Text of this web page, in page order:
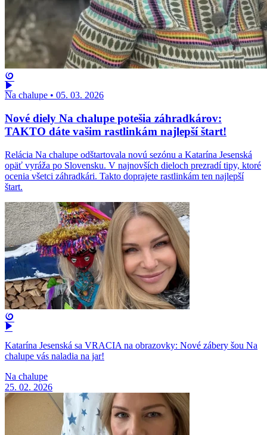
Na chalupe • 05. 03. 2026
Nové diely Na chalupe potešia záhradkárov:
TAKTO dáte vašim rastlinkám najlepší štart!
Relácia Na chalupe odštartovala novú sezónu a Katarína Jesenská
opäť vyráža po Slovensku. V najnovších dieloch prezradí tipy, ktoré
ocenia všetci záhradkári. Takto doprajete rastlinkám ten najlepší
štart.
Katarína Jesenská sa VRACIA na obrazovky: Nové zábery šou Na
chalupe vás naladia na jar!
Na chalupe
25. 02. 2026